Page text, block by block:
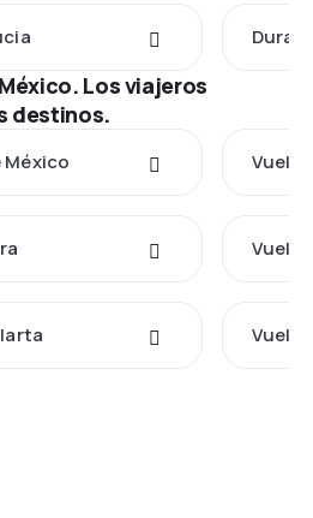
Los viajeros
destinos.
México